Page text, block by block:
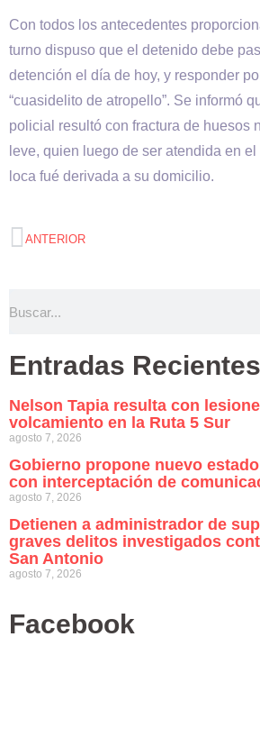
Con todos los antecedentes
turno dispuso que el detenido debe
detención el día de hoy, y responder
“cuasidelito de atropello”. Se informó
policial resultó con fractura de huesos
leve, quien luego de ser atendida en el
loca fué derivada a su domicilio.
ANTERIOR
Entradas Recientes
Nelson Tapia resulta con
volcamiento en la Ruta 5 Sur
agosto 7, 2026
Gobierno propone nuevo
con interceptación de
agosto 7, 2026
Detienen a administrador de
graves delitos investigados
San Antonio
agosto 7, 2026
Facebook